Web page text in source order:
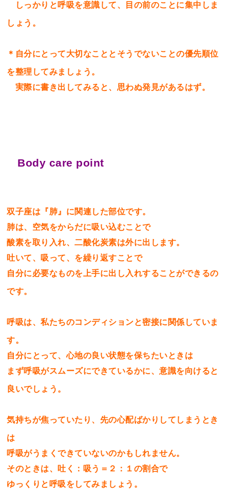
しっかりと呼吸を意識して、目の前のことに集中しま
しょう。
＊自分にとって大切なこととそうでないことの優先順位
を整理してみましょう。
実際に書き出してみると、思わぬ発見があるはず。
Body care point
双子座は『肺』に関連した部位です。
肺は、空気をからだに吸い込むことで
酸素を取り入れ、二酸化炭素は外に出します。
吐いて、吸って、を繰り返すことで
自分に必要なものを上手に出し入れすることができるの
です。
呼吸は、私たちのコンディションと密接に関係していま
す。
自分にとって、心地の良い状態を保ちたいときは
まず呼吸がスムーズにできているかに、意識を向けると
良いでしょう。
気持ちが焦っていたり、先の心配ばかりしてしまうとき
は
呼吸がうまくできていないのかもしれません。
そのときは、吐く：吸う＝２：１の割合で
ゆっくりと呼吸をしてみましょう。